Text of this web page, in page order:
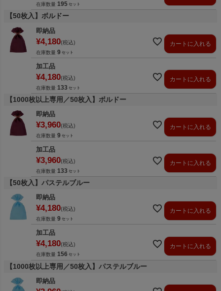
在庫数量 195
【50枚入】ボルドー
即納品
¥4,180 税込
在庫数量 9
カートに入れる
加工品
¥4,180 税込
在庫数量 133
カートに入れる
【1000枚以上専用／50枚入】ボルドー
即納品
¥3,960 税込
在庫数量 9
カートに入れる
加工品
¥3,960 税込
在庫数量 133
カートに入れる
【50枚入】パステルブルー
即納品
¥4,180 税込
在庫数量 9
カートに入れる
加工品
¥4,180 税込
在庫数量 156
カートに入れる
【1000枚以上専用／50枚入】パステルブルー
即納品